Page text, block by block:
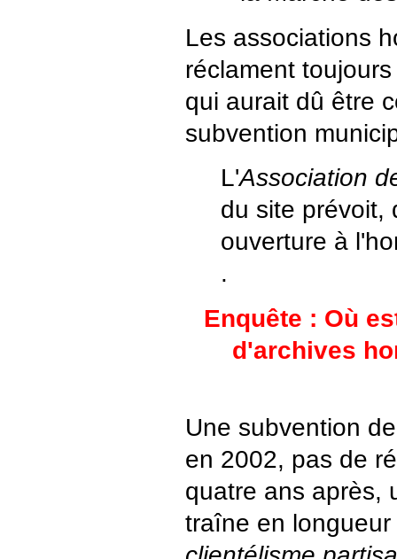
Les associations
réclament
qui aurait dû être
subvention
L'Association
du site prévoit,
ouverture à
.
Enquête : Où
d'archives
Une subvention
en 2002, pas de
quatre ans après,
traîne en